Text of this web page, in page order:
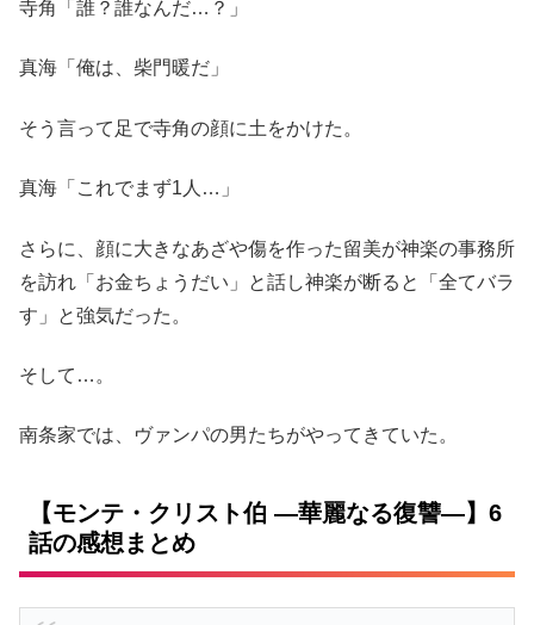
寺角「誰？誰なんだ…？」
真海「俺は、柴門暖だ」
そう言って足で寺角の顔に土をかけた。
真海「これでまず1人…」
さらに、顔に大きなあざや傷を作った留美が神楽の事務所
を訪れ「お金ちょうだい」と話し神楽が断ると「全てバラ
す」と強気だった。
そして…。
南条家では、ヴァンパの男たちがやってきていた。
【モンテ・クリスト伯 ―華麗なる復讐―】6
話の感想まとめ